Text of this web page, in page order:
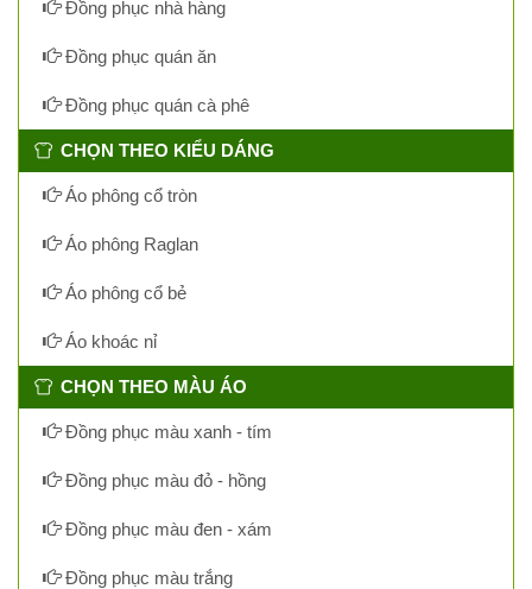
Đồng phục nhà hàng
Đồng phục quán ăn
Đồng phục quán cà phê
CHỌN THEO KIỂU DÁNG
Áo phông cổ tròn
Áo phông Raglan
Áo phông cổ bẻ
Áo khoác nỉ
CHỌN THEO MÀU ÁO
Đồng phục màu xanh - tím
Đồng phục màu đỏ - hồng
Đồng phục màu đen - xám
Đồng phục màu trắng